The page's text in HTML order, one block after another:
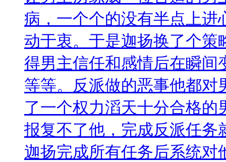
病，一个个的没有半点上进
动于衷。于是迦扬换了个策
得男主信任和感情后在瞬间
等等。反派做的恶事他都
了一个权力滔天十分合格
报复不了他，完成反派任
迦扬完成所有任务后系统